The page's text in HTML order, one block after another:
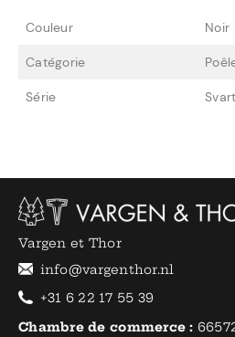
Couleur Noir
Catégorie
Série
Vargen et Thor
info@vargenthor.nl
+31 6 22 17 55 39
Chambre de commerce :